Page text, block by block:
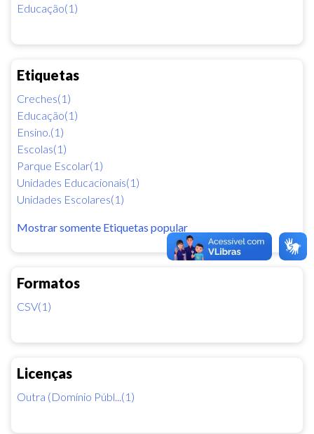
Educação(1)
Etiquetas
Creches(1)
Educação(1)
Ensino.(1)
Escolas(1)
Parque Escolar(1)
Unidades Educacionais(1)
Unidades Escolares(1)
Mostrar somente Etiquetas popular
Formatos
CSV(1)
Licenças
Outra (Domínio Públ...(1)